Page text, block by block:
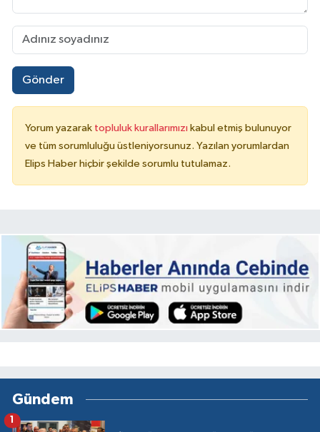
Gönder
Yorum yazarak topluluk kurallarımızı kabul etmiş bulunuyor
ve tüm sorumluluğu üstleniyorsunuz. Yazılan yorumlardan
Elips Haber hiçbir şekilde sorumlu tutulamaz.
Gündem
1